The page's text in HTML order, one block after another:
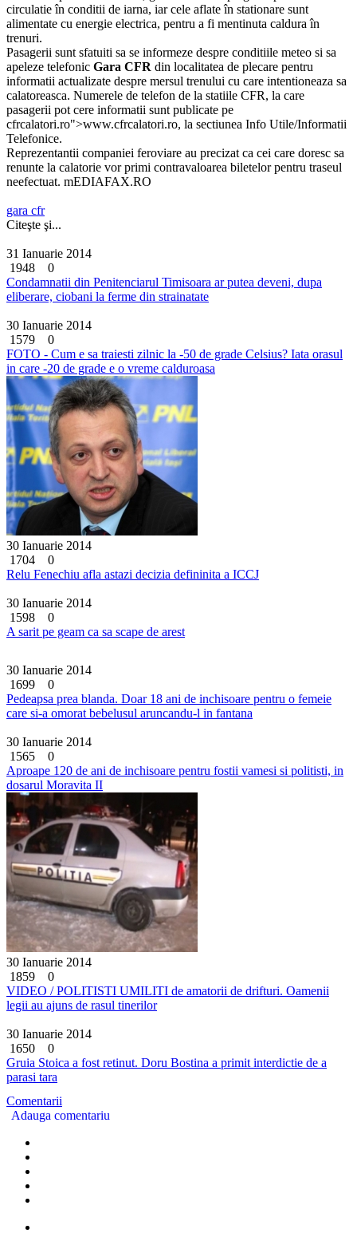
circulatie în conditii de iarna, iar cele aflate în stationare sunt
alimentate cu energie electrica, pentru a fi mentinuta caldura în
trenuri.
Pasagerii sunt sfatuiti sa se informeze despre conditiile meteo si sa
apeleze telefonic Gara CFR din localitatea de plecare pentru
informatii actualizate despre mersul trenului cu care intentioneaza sa
calatoreasca. Numerele de telefon de la statiile CFR, la care
pasagerii pot cere informatii sunt publicate pe
cfrcalatori.ro">www.cfrcalatori.ro, la sectiunea Info Utile/Informatii
Telefonice.
Reprezentantii companiei feroviare au precizat ca cei care doresc sa
renunte la calatorie vor primi contravaloarea biletelor pentru traseul
neefectuat. mEDIAFAX.RO
gara cfr
Citeşte şi...
31 Ianuarie 2014
1948
0
Condamnatii din Penitenciarul Timisoara ar putea deveni, dupa
eliberare, ciobani la ferme din strainatate
30 Ianuarie 2014
1579
0
FOTO - Cum e sa traiesti zilnic la -50 de grade Celsius? Iata orasul
in care -20 de grade e o vreme calduroasa
30 Ianuarie 2014
1704
0
Relu Fenechiu afla astazi decizia defininita a ICCJ
30 Ianuarie 2014
1598
0
A sarit pe geam ca sa scape de arest
30 Ianuarie 2014
1699
0
Pedeapsa prea blanda. Doar 18 ani de inchisoare pentru o femeie
care si-a omorat bebelusul aruncandu-l in fantana
30 Ianuarie 2014
1565
0
Aproape 120 de ani de inchisoare pentru fostii vamesi si politisti, in
dosarul Moravita II
30 Ianuarie 2014
1859
0
VIDEO / POLITISTI UMILITI de amatorii de drifturi. Oamenii
legii au ajuns de rasul tinerilor
30 Ianuarie 2014
1650
0
Gruia Stoica a fost retinut. Doru Bostina a primit interdictie de a
parasi tara
Comentarii
Adauga comentariu